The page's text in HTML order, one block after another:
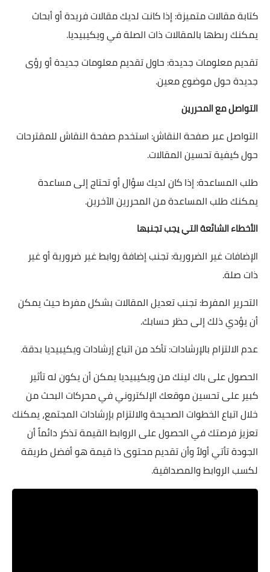
كتابة مقالات متميزة: إذا كانت لديك مقالات فريدة أو أبحاث
يمكنك ربطها بالمقالات ذات الصلة في ويكيبيديا.
تقديم معلومات جديدة: حاول تقديم معلومات جديدة أو رؤى
جديدة حول موضوع معين.
التواصل مع المحررين
التواصل عبر صفحة النقاش: استخدم صفحة النقاش للمقترحات
حول كيفية تحسين المقالات.
طلب المساعدة: إذا كان لديك سؤال أو تحتاج إلى مساعدة
يمكنك طلب المساعدة من المحررين الآخرين.
الأخطاء الشائعة التي يجب تجنبها
الإضافات غير الضرورية: تجنب إضافة روابط غير ضرورية أو غير
ذات صلة.
التحرير المفرط: تجنب تعديل المقالات بشكل مفرط حيث يمكن
أن يؤدي ذلك إلى حظر حسابك.
عدم الالتزام بالإرشادات: تأكد من اتباع إرشادات ويكيبيديا بدقة.
الحصول على باك لينك من ويكيبيديا يمكن أن يكون له تأثير
كبير على تحسين موقعك الإلكتروني في محركات البحث من
خلال اتباع الخطوات الصحيحة والالتزام بإرشادات المجتمع، يمكنك
تعزيز فرصتك في الحصول على الروابط القيمة تذكر دائماً أن
الجودة تأتي أولاً وأن تقديم محتوى ذا قيمة هو أفضل طريقة
لكسب الروابط والمصداقية.